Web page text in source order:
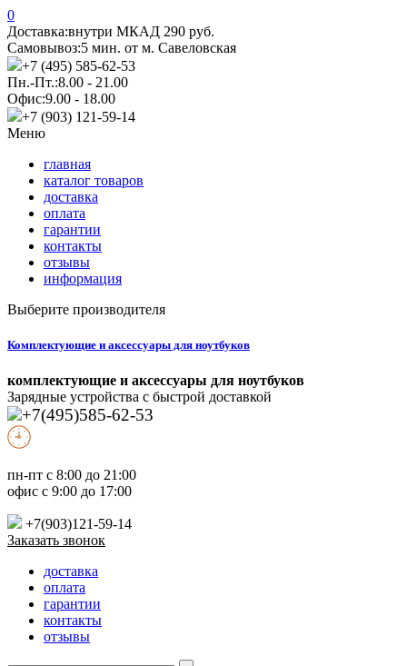
0
Доставка:внутри МКАД 290 руб.
Самовывоз:5 мин. от м. Савеловская
+7 (495) 585-62-53
Пн.-Пт.:8.00 - 21.00
Офис:9.00 - 18.00
+7 (903) 121-59-14
Меню
главная
каталог товаров
доставка
оплата
гарантии
контакты
отзывы
информация
Выберите производителя
Комплектующие и аксессуары для ноутбуков
комплектующие и аксессуары для ноутбуков
Зарядные устройства с быстрой доставкой
+7(495)585-62-53
пн-пт с 8:00 до 21:00
офис с 9:00 до 17:00
+7(903)121-59-14
Заказать звонок
доставка
оплата
гарантии
контакты
отзывы